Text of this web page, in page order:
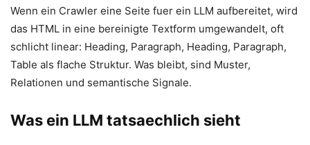
Wenn ein Crawler eine Seite fuer ein LLM aufbereitet, wird
das HTML in eine bereinigte Textform umgewandelt, oft
schlicht linear: Heading, Paragraph, Heading, Paragraph,
Table als flache Struktur. Was bleibt, sind Muster,
Relationen und semantische Signale.
Was ein LLM tatsaechlich sieht